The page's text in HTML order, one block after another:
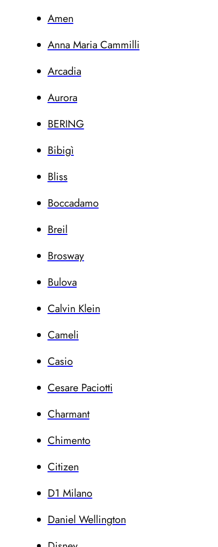
Amen
Anna Maria Cammilli
Arcadia
Aurora
BERING
Bibigì
Bliss
Boccadamo
Breil
Brosway
Bulova
Calvin Klein
Cameli
Casio
Cesare Paciotti
Charmant
Chimento
Citizen
D1 Milano
Daniel Wellington